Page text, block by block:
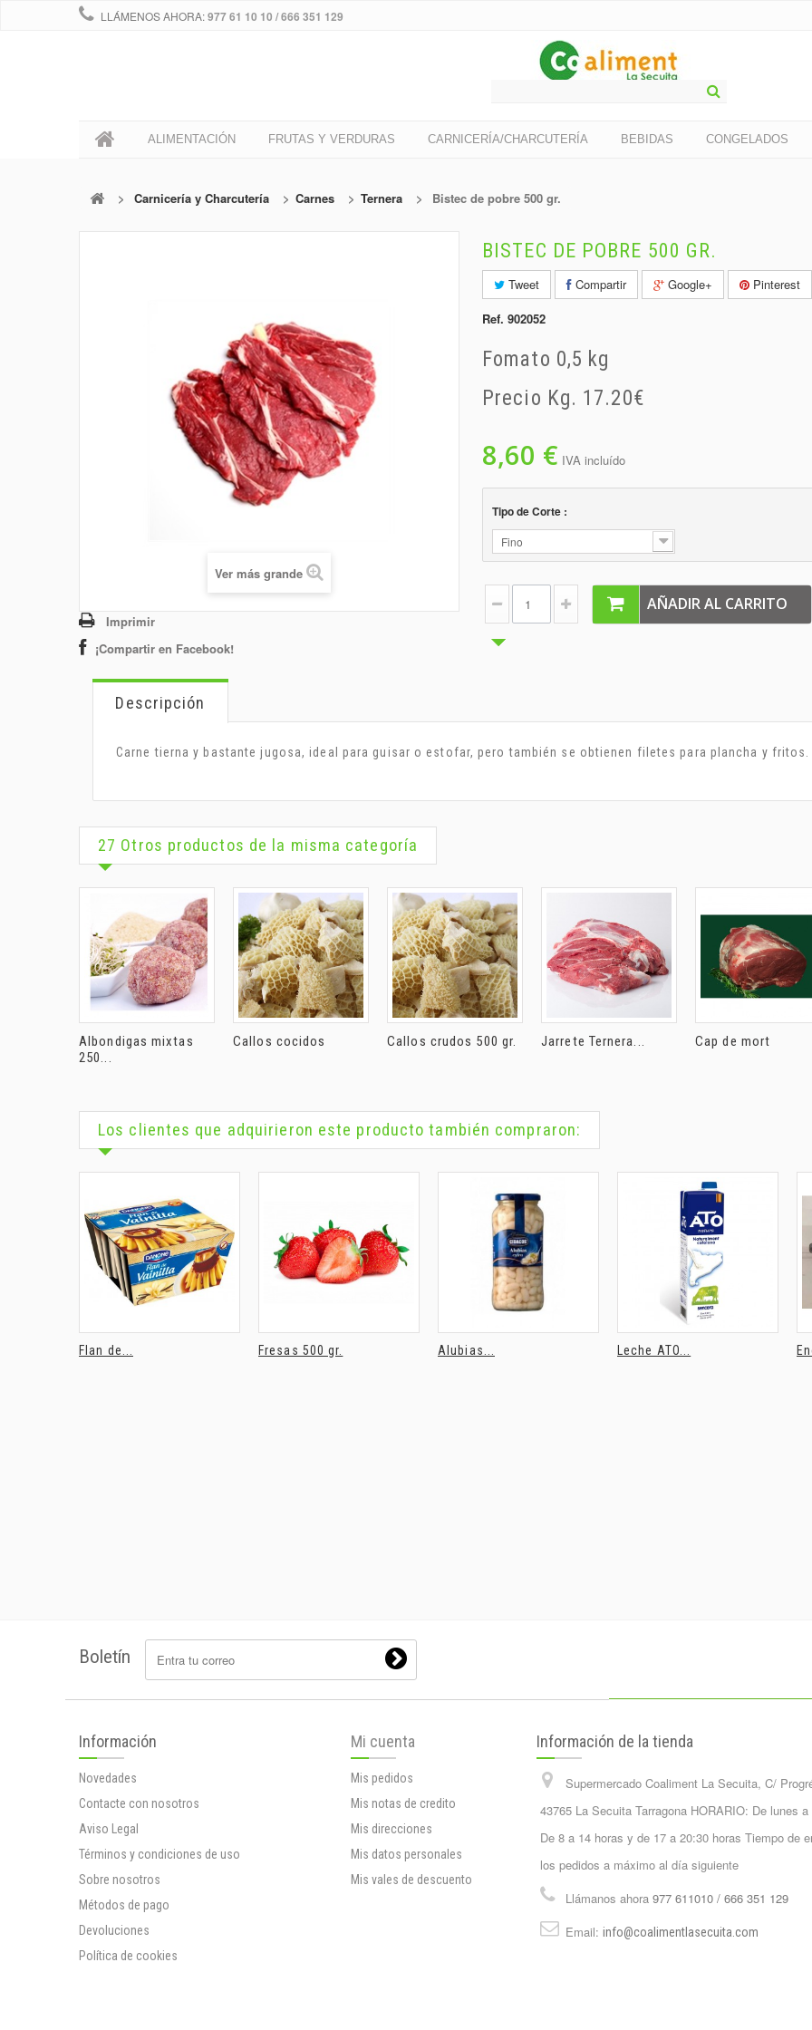
LLÁMENOS AHORA:977 61 10 10 / 666 351 129
ALIMENTACIÓN FRUTAS Y VERDURAS CARNICERÍA/CHARCUTERÍA BEBIDAS CONGELADOS
> Carnicería y Charcutería > Carnes > Ternera > Bistec de pobre 500 gr.
Ver más grande
Imprimir
¡Compartir en Facebook!
BISTEC DE POBRE 500 GR.
Tweet Compartir Google+
Pinterest
Ref. 902052
Fomato 0,5 kg
Precio Kg. 17.20€
8,60 € IVA incluído
Tipo de Corte :
Fino
AÑADIR AL CARRITO
Descripción
Carne tierna y bastante jugosa, ideal para guisar o estofar, pero también se obtienen filetes para plancha y fritos.
27 Otros productos de la misma categoría
Albondigas mixtas
250...
Callos cocidos Callos crudos 500 gr. Jarrete Ternera... Cap de mort
Los clientes que adquirieron este producto también compraron:
Flan de... Fresas 500 gr. Alubias... Leche ATO...
Boletín
Información
Novedades
Contacte con nosotros
Aviso Legal
Términos y condiciones de uso
Sobre nosotros
Métodos de pago
Devoluciones
Política de cookies
Mi cuenta
Mis pedidos
Mis notas de credito
Mis direcciones
Mis datos personales
Mis vales de descuento
Información de la tienda
Supermercado Coaliment La Secuita, C/
43765 La Secuita Tarragona HORARIO: De lunes
De 8 a 14 horas y de 17 a 20:30 horas Tiempo de
los pedidos a máximo al día siguiente
Llámanos ahora 977 611010 / 666 351 129
Email: info@coalimentlasecuita.com